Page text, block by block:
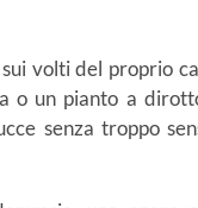
volti del proprio
o un pianto a
senza troppo